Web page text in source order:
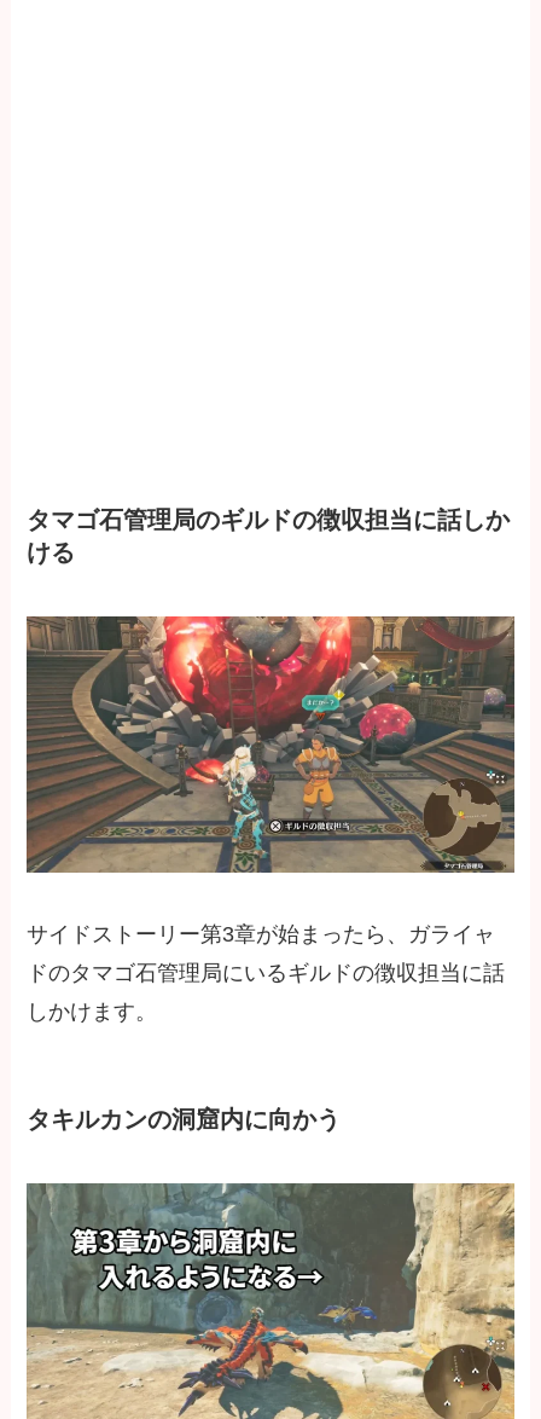
タマゴ石管理局のギルドの徴収担当に話しか
ける
サイドストーリー第3章が始まったら、ガライャ
ドのタマゴ石管理局にいるギルドの徴収担当に話
しかけます。
タキルカンの洞窟内に向かう